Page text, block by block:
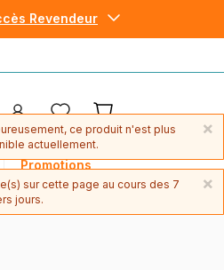
Revendeur
Promotions
×
ce produit n'est plus
actuellement.
×
sur cette page au cours des 7
jours.